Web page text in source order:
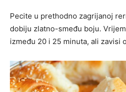
Pecite u prethodno zagrijanoj
dobiju zlatno-smeđu boju.
između 20 i 25 minuta, ali zavisi